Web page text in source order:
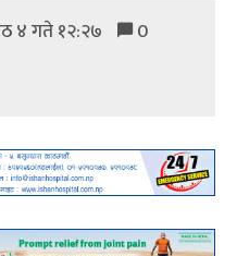
४ गते १२:२७ 0